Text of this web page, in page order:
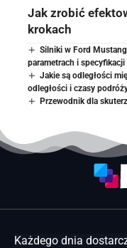
Jak zrobić
krokach
Silniki w Ford
parametrach i specyfikacji
Jakie są odległości
odległości i czasy
Przewodnik dla
Każdego dnia